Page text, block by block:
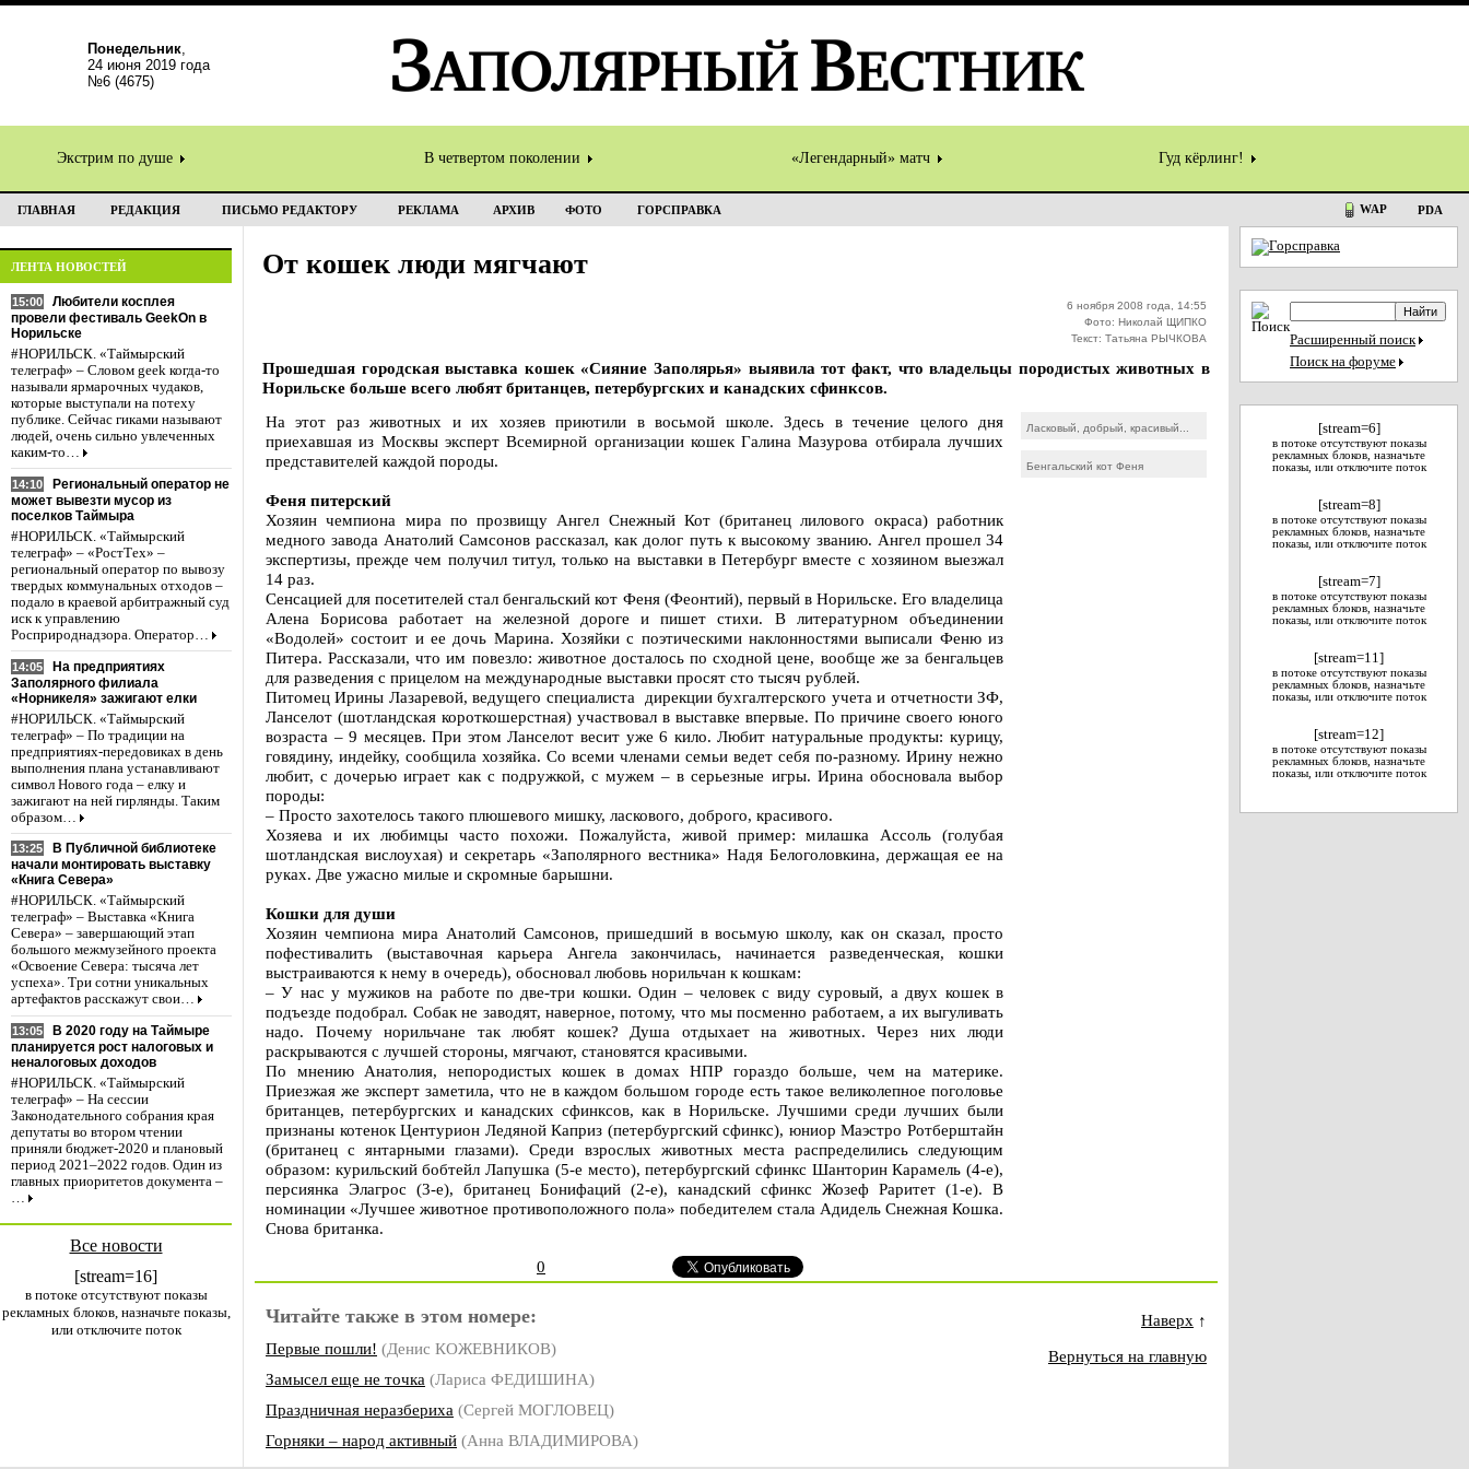
Понедельник,
24 июня 2019 года
№6 (4675)
Экстрим по душе В четвертом поколении «Легендарный» матч Гуд кёрлинг!
ГЛАВНАЯ РЕДАКЦИЯ ПИСЬМО РЕДАКТОРУ РЕКЛАМА АРХИВ ФОТО ГОРСПРАВКА WAP PDA
ЛЕНТА НОВОСТЕЙ
15:00
Любители косплея
провели фестиваль GeekOn в
Норильске
#НОРИЛЬСК. «Таймырский
телеграф» – Словом geek когда-то
называли ярмарочных чудаков,
которые выступали на потеху
публике. Сейчас гиками называют
людей, очень сильно увлеченных
каким-то…
14:10
Региональный оператор не
может вывезти мусор из
поселков Таймыра
#НОРИЛЬСК. «Таймырский
телеграф» – «РостТех» –
региональный оператор по вывозу
твердых коммунальных отходов –
подало в краевой арбитражный суд
иск к управлению
Росприроднадзора. Оператор…
14:05
На предприятиях
Заполярного филиала
«Норникеля» зажигают елки
#НОРИЛЬСК. «Таймырский
телеграф» – По традиции на
предприятиях-передовиках в день
выполнения плана устанавливают
символ Нового года – елку и
зажигают на ней гирлянды. Таким
образом…
13:25
В Публичной библиотеке
начали монтировать выставку
«Книга Севера»
#НОРИЛЬСК. «Таймырский
телеграф» – Выставка «Книга
Севера» – завершающий этап
большого межмузейного проекта
«Освоение Севера: тысяча лет
успеха». Три сотни уникальных
артефактов расскажут свои…
13:05
В 2020 году на Таймыре
планируется рост налоговых и
неналоговых доходов
#НОРИЛЬСК. «Таймырский
телеграф» – На сессии
Законодательного собрания края
депутаты во втором чтении
приняли бюджет-2020 и плановый
период 2021–2022 годов. Один из
главных приоритетов документа –
…
Все новости
[stream=16]
в потоке отсутствуют показы
рекламных блоков, назначьте показы,
или отключите поток
От кошек люди мягчают
6 ноября 2008 года, 14:55
Фото: Николай ЩИПКО
Текст: Татьяна РЫЧКОВА
Прошедшая городская выставка кошек «Сияние Заполярья» выявила тот факт, что владельцы породистых животных в
Норильске больше всего любят британцев, петербургских и канадских сфинксов.
На этот раз животных и их хозяев приютили в восьмой школе. Здесь в течение целого дня
приехавшая из Москвы эксперт Всемирной организации кошек Галина Мазурова отбирала лучших
представителей каждой породы.
Феня питерский
Хозяин чемпиона мира по прозвищу Ангел Снежный Кот (британец лилового окраса) работник
медного завода Анатолий Самсонов рассказал, как долог путь к высокому званию. Ангел прошел 34
экспертизы, прежде чем получил титул, только на выставки в Петербург вместе с хозяином выезжал
14 раз.
Сенсацией для посетителей стал бенгальский кот Феня (Феонтий), первый в Норильске. Его владелица
Алена Борисова работает на железной дороге и пишет стихи. В литературном объединении
«Водолей» состоит и ее дочь Марина. Хозяйки с поэтическими наклонностями выписали Феню из
Питера. Рассказали, что им повезло: животное досталось по сходной цене, вообще же за бенгальцев
для разведения с прицелом на международные выставки просят сто тысяч рублей.
Питомец Ирины Лазаревой, ведущего специалиста дирекции бухгалтерского учета и отчетности ЗФ,
Ланселот (шотландская короткошерстная) участвовал в выставке впервые. По причине своего юного
возраста – 9 месяцев. При этом Ланселот весит уже 6 кило. Любит натуральные продукты: курицу,
говядину, индейку, сообщила хозяйка. Со всеми членами семьи ведет себя по-разному. Ирину нежно
любит, с дочерью играет как с подружкой, с мужем – в серьезные игры. Ирина обосновала выбор
породы:
– Просто захотелось такого плюшевого мишку, ласкового, доброго, красивого.
Хозяева и их любимцы часто похожи. Пожалуйста, живой пример: милашка Ассоль (голубая
шотландская вислоухая) и секретарь «Заполярного вестника» Надя Белоголовкина, держащая ее на
руках. Две ужасно милые и скромные барышни.
Кошки для души
Хозяин чемпиона мира Анатолий Самсонов, пришедший в восьмую школу, как он сказал, просто
пофестивалить (выставочная карьера Ангела закончилась, начинается разведенческая, кошки
выстраиваются к нему в очередь), обосновал любовь норильчан к кошкам:
– У нас у мужиков на работе по две-три кошки. Один – человек с виду суровый, а двух кошек в
подъезде подобрал. Собак не заводят, наверное, потому, что мы посменно работаем, а их выгуливать
надо. Почему норильчане так любят кошек? Душа отдыхает на животных. Через них люди
раскрываются с лучшей стороны, мягчают, становятся красивыми.
По мнению Анатолия, непородистых кошек в домах НПР гораздо больше, чем на материке.
Приезжая же эксперт заметила, что не в каждом большом городе есть такое великолепное поголовье
британцев, петербургских и канадских сфинксов, как в Норильске. Лучшими среди лучших были
признаны котенок Центурион Ледяной Каприз (петербургский сфинкс), юниор Маэстро Ротберштайн
(британец с янтарными глазами). Среди взрослых животных места распределились следующим
образом: курильский бобтейл Лапушка (5-е место), петербургский сфинкс Шанторин Карамель (4-е),
персиянка Элагрос (3-е), британец Бонифаций (2-е), канадский сфинкс Жозеф Раритет (1-е). В
номинации «Лучшее животное противоположного пола» победителем стала Адидель Снежная Кошка.
Снова британка.
Ласковый, добрый, красивый...
Бенгальский кот Феня
0
Читайте также в этом номере:
Первые пошли! (Денис КОЖЕВНИКОВ)
Замысел еще не точка (Лариса ФЕДИШИНА)
Праздничная неразбериха (Сергей МОГЛОВЕЦ)
Горняки – народ активный (Анна ВЛАДИМИРОВА)
Наверх ↑
Вернуться на главную
Расширенный поиск
Поиск на форуме
[stream=6]
в потоке отсутствуют показы
рекламных блоков, назначьте
показы, или отключите поток
[stream=8]
в потоке отсутствуют показы
рекламных блоков, назначьте
показы, или отключите поток
[stream=7]
в потоке отсутствуют показы
рекламных блоков, назначьте
показы, или отключите поток
[stream=11]
в потоке отсутствуют показы
рекламных блоков, назначьте
показы, или отключите поток
[stream=12]
в потоке отсутствуют показы
рекламных блоков, назначьте
показы, или отключите поток